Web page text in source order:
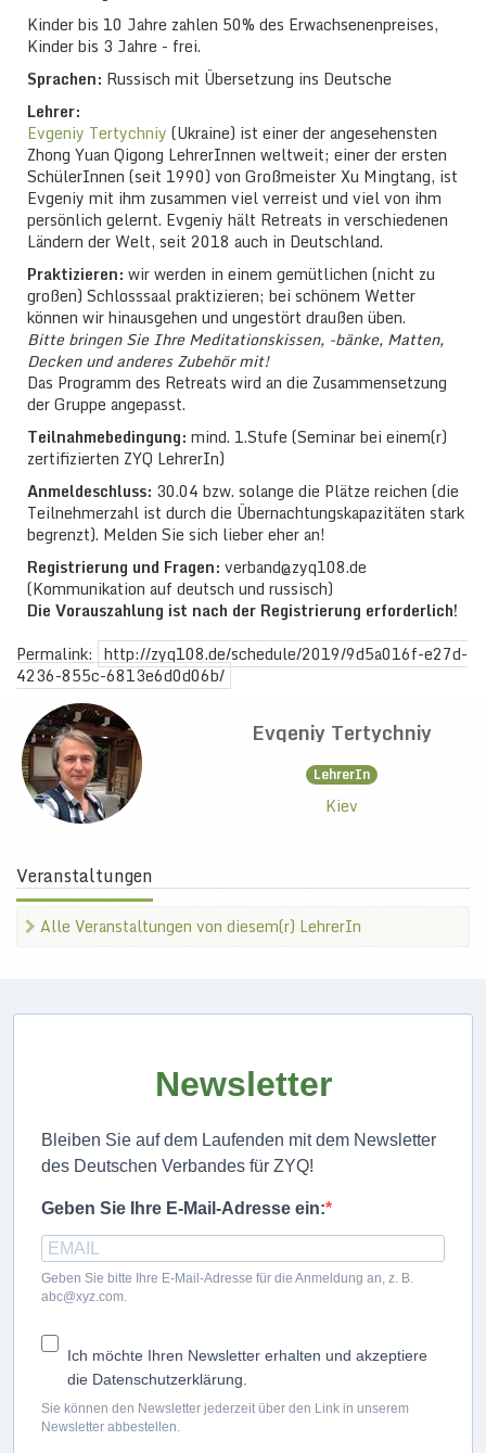
Kinder bis 10 Jahre zahlen 50% des Erwachsenenpreises,
Kinder bis 3 Jahre - frei.
Sprachen: Russisch mit Übersetzung ins Deutsche
Lehrer:
Evgeniy Tertychniy (Ukraine) ist einer der angesehensten
Zhong Yuan Qigong LehrerInnen weltweit; einer der ersten
SchülerInnen (seit 1990) von Großmeister Xu Mingtang, ist
Evgeniy mit ihm zusammen viel verreist und viel von ihm
persönlich gelernt. Evgeniy hält Retreats in verschiedenen
Ländern der Welt, seit 2018 auch in Deutschland.
Praktizieren: wir werden in einem gemütlichen (nicht zu
großen) Schlosssaal praktizieren; bei schönem Wetter
können wir hinausgehen und ungestört draußen üben.
Bitte bringen Sie Ihre Meditationskissen, -bänke, Matten,
Decken und anderes Zubehör mit!
Das Programm des Retreats wird an die Zusammensetzung
der Gruppe angepasst.
Teilnahmebedingung: mind. 1.Stufe (Seminar bei einem(r)
zertifizierten ZYQ LehrerIn)
Anmeldeschluss: 30.04 bzw. solange die Plätze reichen (die
Teilnehmerzahl ist durch die Übernachtungskapazitäten stark
begrenzt). Melden Sie sich lieber eher an!
Registrierung und Fragen: verband@zyq108.de
(Kommunikation auf deutsch und russisch)
Die Vorauszahlung ist nach der Registrierung erforderlich!
Permalink: http://zyq108.de/schedule/2019/9d5a016f-e27d-
4236-855c-6813e6d0d06b/
Evgeniy Tertychniy
LehrerIn
Kiev
Veranstaltungen
Alle Veranstaltungen von diesem(r) LehrerIn
Newsletter
Bleiben Sie auf dem Laufenden mit dem Newsletter
des Deutschen Verbandes für ZYQ!
Geben Sie Ihre E-Mail-Adresse ein:
Geben Sie bitte Ihre E-Mail-Adresse für die Anmeldung an, z. B.
abc@xyz.com.
Ich möchte Ihren Newsletter erhalten und akzeptiere
die Datenschutzerklärung.
Sie können den Newsletter jederzeit über den Link in unserem
Newsletter abbestellen.